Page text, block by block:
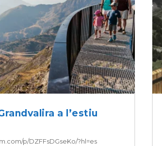
a l’estiu
p/DZFFsDGseKo/?hl=es